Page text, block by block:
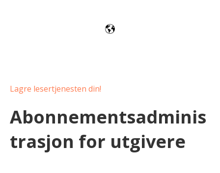
Lagre lesertjenesten din!
Abonnementsadminis
trasjon for utgivere